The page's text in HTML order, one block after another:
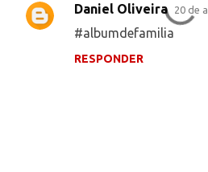
C
Daniel Oliveira 20 de
#albumdefamilia
RESPONDER